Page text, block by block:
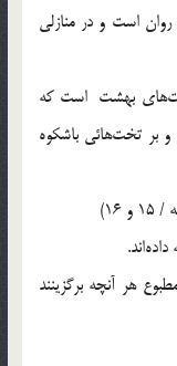
روان است و در منازلي
بهشت است كه
و بر تخت‌هائي باشكوه
هر آنچه برگزينند